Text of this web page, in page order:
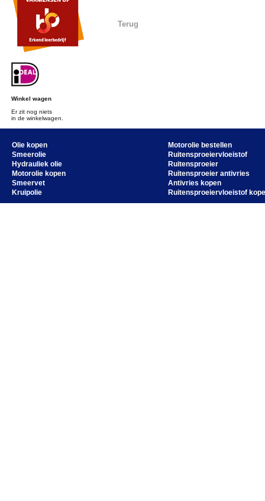
Winkel wagen
Er zit nog niets
in de winkelwagen.
Terug
Olie kopen
Smeerolie
Hydrauliek olie
Motorolie kopen
Smeervet
Kruipolie
Motorolie bestellen
Ruitensproeiervloeistof
Ruitensproeier
Ruitensproeier antivries
Antivries kopen
Ruitensproeiervloeistof